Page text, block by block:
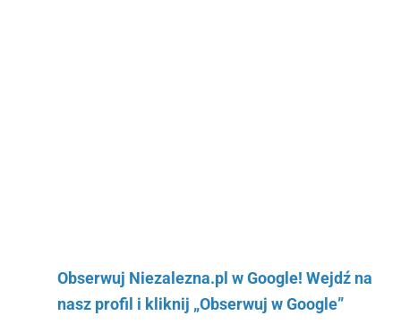
Obserwuj Niezalezna.pl w Google! Wejdź na
nasz profil i kliknij „Obserwuj w Google”